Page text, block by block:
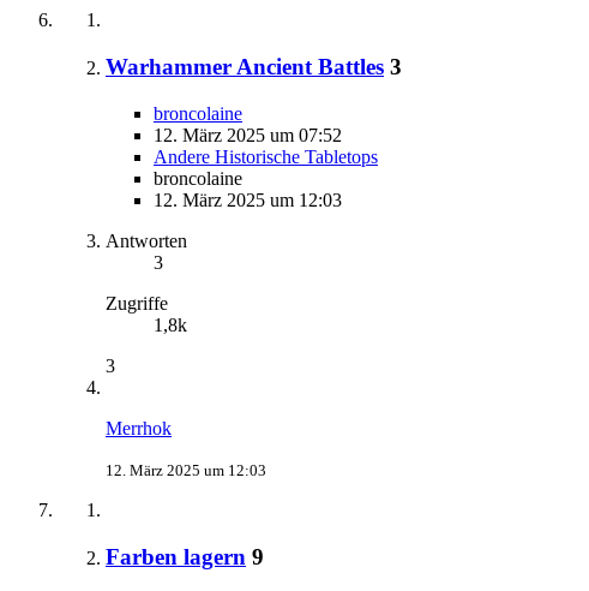
Warhammer Ancient Battles 3
broncolaine
12. März 2025 um 07:52
Andere Historische Tabletops
broncolaine
12. März 2025 um 12:03
Antworten
3
Zugriffe
1,8k
3
Merrhok
12. März 2025 um 12:03
Farben lagern 9